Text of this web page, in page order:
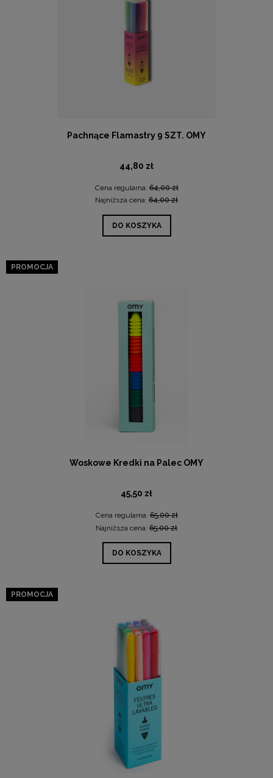
Pachnące Flamastry 9 SZT. OMY
44,80 zł
Cena regularna:64,00 zł
Najniższa cena: 64,00 zł
DO KOSZYKA
Woskowe Kredki na Palec OMY
45,50 zł
Cena regularna:65,00 zł
Najniższa cena: 65,00 zł
DO KOSZYKA
PROMOCJA
PROMOCJA